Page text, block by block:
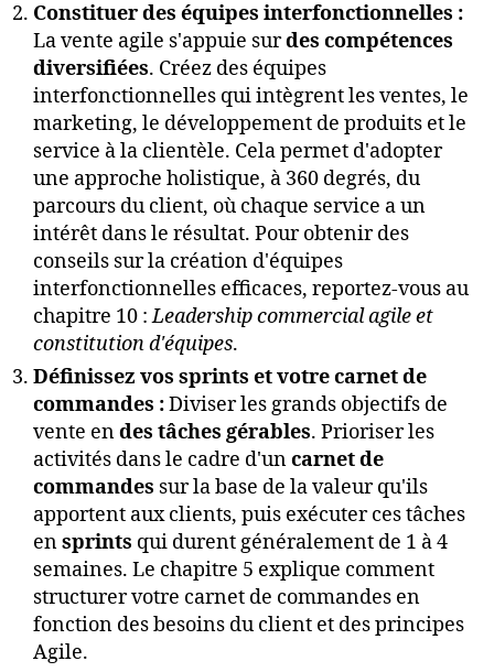
Constituer des équipes interfonctionnelles :
La vente agile s'appuie surdes compétences
diversifiées. Créez des équipes
interfonctionnelles qui intègrent les ventes, le
marketing, le développement de produits et le
service à la clientèle. Cela permet d'adopter
une approche holistique, à 360 degrés, du
parcours du client, où chaque service a un
intérêt dans le résultat. Pour obtenir des
conseils sur la création d'équipes
interfonctionnelles efficaces, reportez-vous au
chapitre 10 :Leadership commercial agile et
constitution d'équipes.
Définissez vos sprints et votre carnet de
commandes :Diviser les grands objectifs de
vente endes tâches gérables. Prioriser les
activités dans le cadre d'uncarnet de
commandes sur la base de la valeur qu'ils
apportent aux clients, puis exécuter ces tâches
ensprints qui durent généralement de 1 à 4
semaines. Le chapitre 5 explique comment
structurer votre carnet de commandes en
fonction des besoins du client et des principes
Agile.